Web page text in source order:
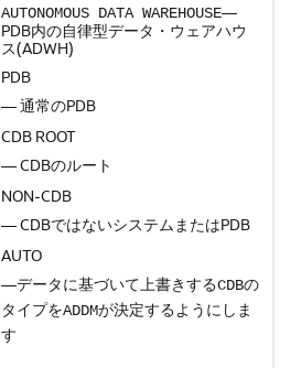
AUTONOMOUS DATA WAREHOUSE—
PDB内の自律型データ・ウェアハウ
ス(ADWH)
PDB
— 通常のPDB
CDB ROOT
— CDBのルート
NON-CDB
— CDBではないシステムまたはPDB
AUTO
—データに基づいて上書きするCDBの
タイプをADDMが決定するようにしま
す